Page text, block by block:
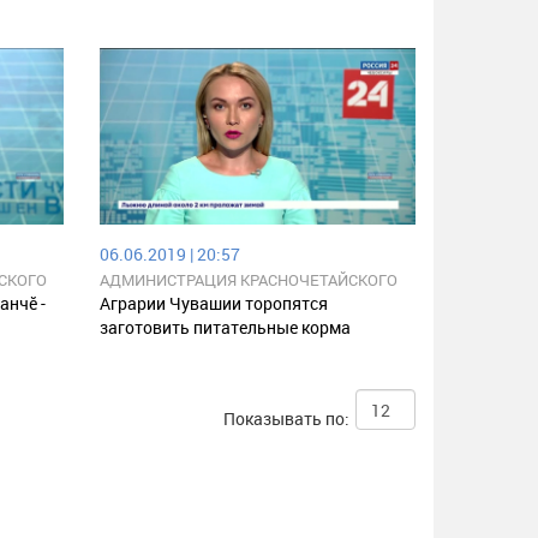
-
06.06.2019 | 20:57
АДМИНИСТРАЦИЯ КРАСНОЧЕТАЙСКОГО
РАЙОНА ЧУВАШСКОЙ РЕСПУБЛИКИ
Аграрии Чувашии торопятся
заготовить питательные корма
Показывать по: